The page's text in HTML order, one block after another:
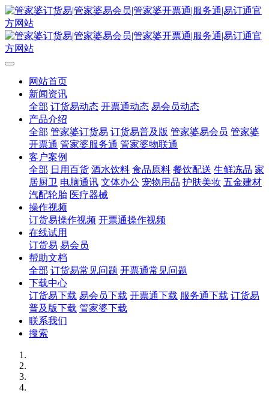
网站首页
新闻资讯
全部 订货易动态 开票通动态 易会员动态
产品介绍
全部 管家婆订货易 订货易普及版 管家婆易会员 管家婆
开票通 管家婆服务通 管家婆物联通
客户案例
全部 日用百货 酒水饮料 食品原料 餐饮配送 生鲜冻品 家
居厨卫 电脑通讯 文体办公 宠物用品 护肤美妆 五金建材
汽配轮胎 医疗器械
操作视频
订货易操作视频 开票通操作视频
在线试用
订货易 易会员
帮助文档
全部 订货易常见问题 开票通常见问题
下载中心
订货易下载 易会员下载 开票通下载 服务通下载 订货易
普及版下载 管家婆下载
联系我们
搜索